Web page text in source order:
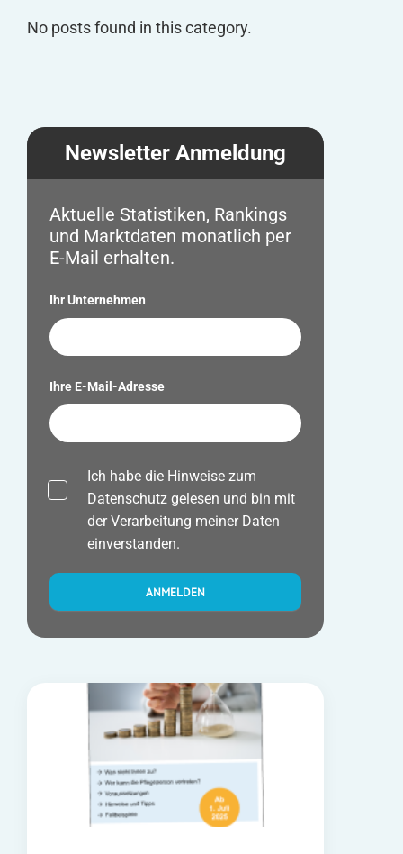
No posts found in this category.
Newsletter Anmeldung
Aktuelle Statistiken, Rankings
und Marktdaten monatlich per
E-Mail erhalten.
Ihr Unternehmen
Ihre E-Mail-Adresse
Ich habe die Hinweise zum
Datenschutz gelesen und bin mit
der Verarbeitung meiner Daten
einverstanden.